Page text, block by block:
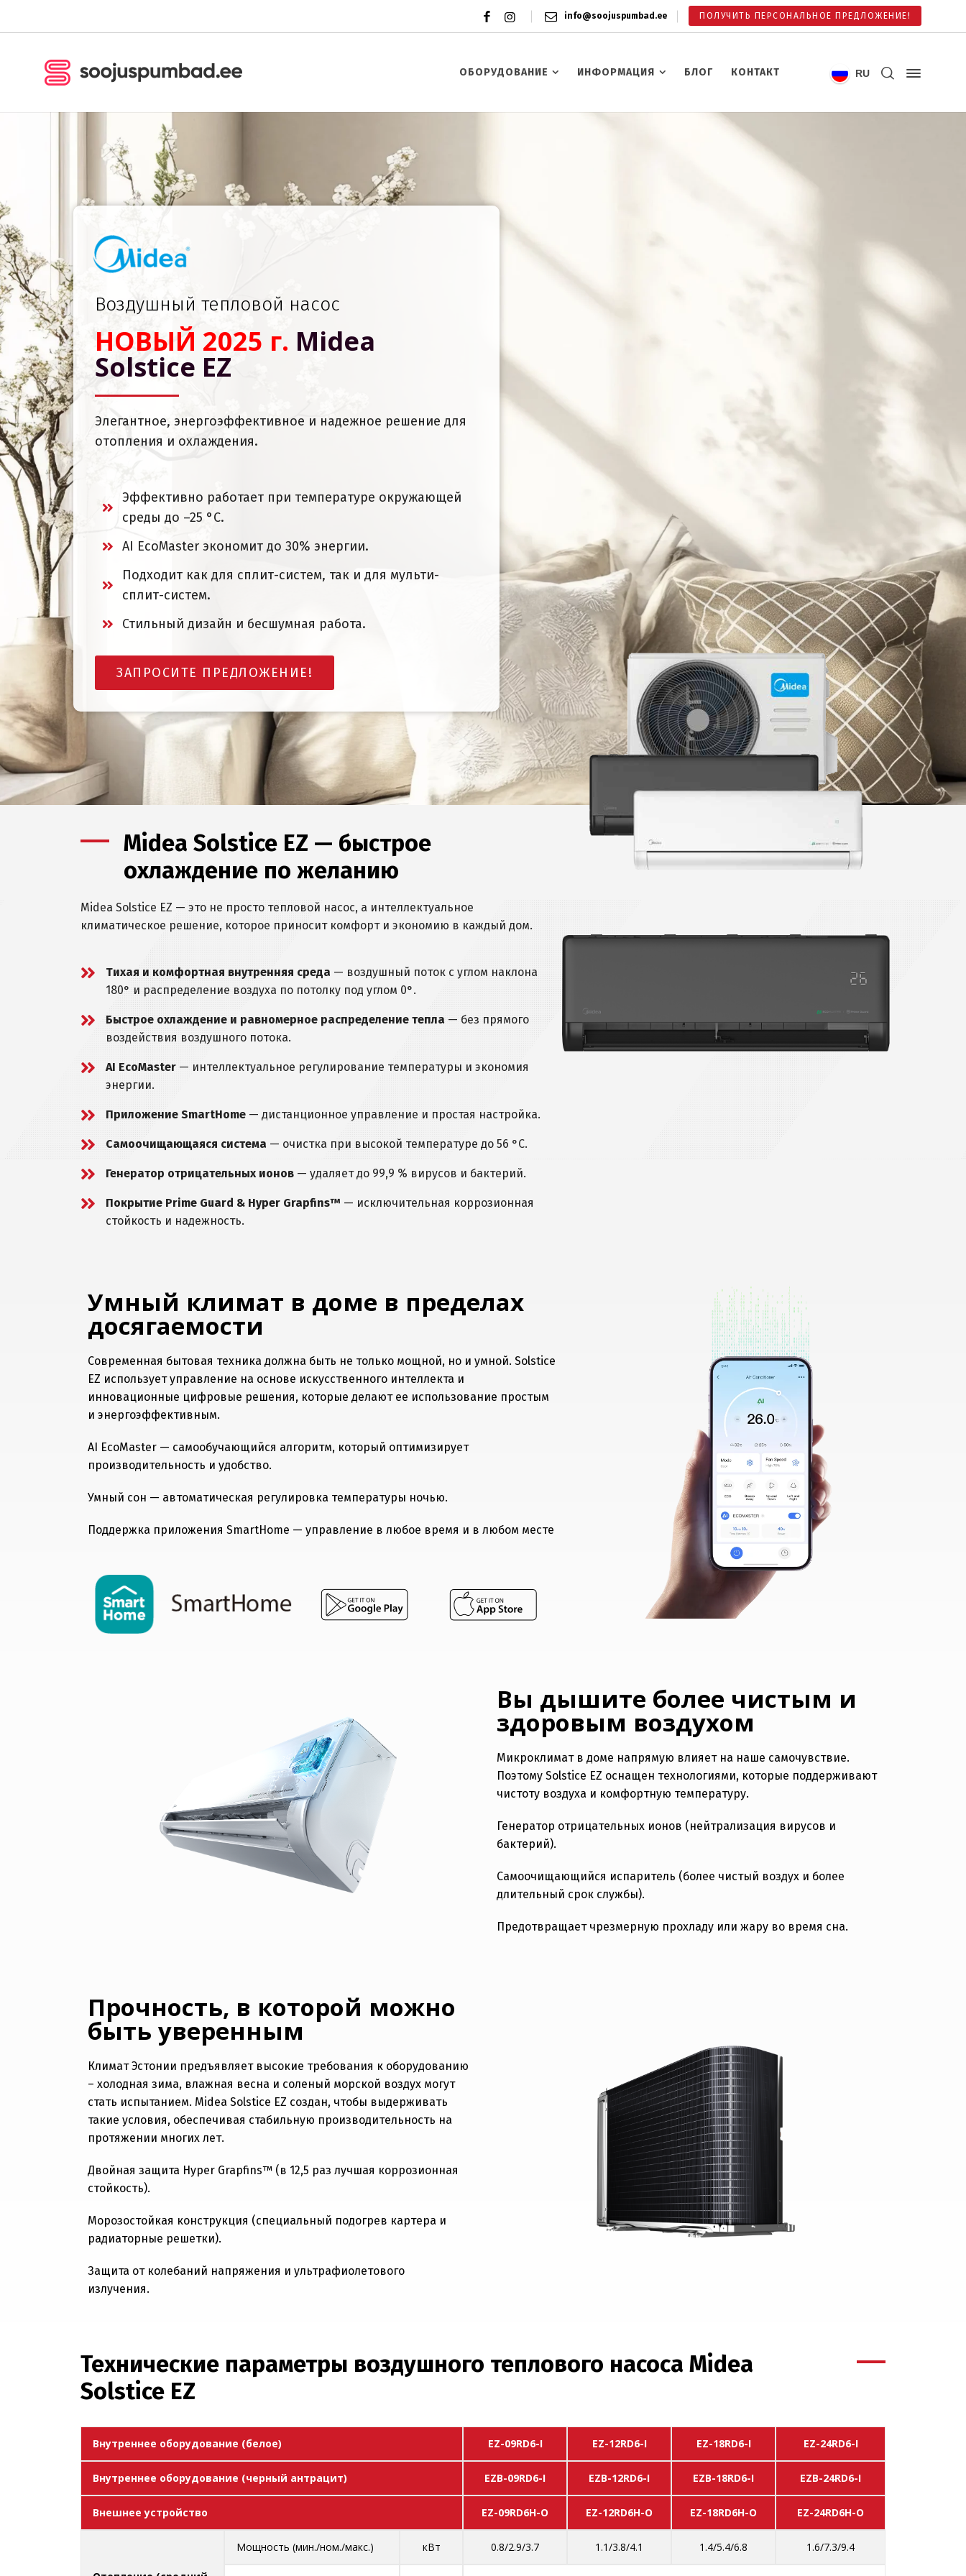
info@soojuspumbad.ee ПОЛУЧИТЬ ПЕРСОНАЛЬНОЕ ПРЕДЛОЖЕНИЕ!
ОБОРУДОВАНИЕ ИНФОРМАЦИЯ БЛОГ КОНТАКТ RU
Воздушный тепловой насос
НОВЫЙ 2025 г. Midea
Solstice EZ
Элегантное, энергоэффективное и надежное решение для
отопления и охлаждения.
Эффективно работает при температуре окружающей
среды до –25 °C.
AI EcoMaster экономит до 30% энергии.
Подходит как для сплит-систем, так и для мульти-
сплит-систем.
Стильный дизайн и бесшумная работа.
ЗАПРОСИТЕ ПРЕДЛОЖЕНИЕ!
Midea Solstice EZ — быстрое
охлаждение по желанию
Midea Solstice EZ — это не просто тепловой насос, а интеллектуальное
климатическое решение, которое приносит комфорт и экономию в каждый дом.
Тихая и комфортная внутренняя среда — воздушный поток с углом наклона
180° и распределение воздуха по потолку под углом 0°.
Быстрое охлаждение и равномерное распределение тепла — без прямого
воздействия воздушного потока.
AI EcoMaster — интеллектуальное регулирование температуры и экономия
энергии.
Приложение SmartHome — дистанционное управление и простая настройка.
Самоочищающаяся система — очистка при высокой температуре до 56 °C.
Генератор отрицательных ионов — удаляет до 99,9 % вирусов и бактерий.
Покрытие Prime Guard & Hyper Grapfins™ — исключительная коррозионная
стойкость и надежность.
Умный климат в доме в пределах
досягаемости
Современная бытовая техника должна быть не только мощной, но и умной. Solstice
EZ использует управление на основе искусственного интеллекта и
инновационные цифровые решения, которые делают ее использование простым
и энергоэффективным.
AI EcoMaster — самообучающийся алгоритм, который оптимизирует
производительность и удобство.
Умный сон — автоматическая регулировка температуры ночью.
Поддержка приложения SmartHome — управление в любое время и в любом месте
Вы дышите более чистым и
здоровым воздухом
Микроклимат в доме напрямую влияет на наше самочувствие.
Поэтому Solstice EZ оснащен технологиями, которые поддерживают
чистоту воздуха и комфортную температуру.
Генератор отрицательных ионов (нейтрализация вирусов и
бактерий).
Самоочищающийся испаритель (более чистый воздух и более
длительный срок службы).
Предотвращает чрезмерную прохладу или жару во время сна.
Прочность, в которой можно
быть уверенным
Климат Эстонии предъявляет высокие требования к оборудованию
– холодная зима, влажная весна и соленый морской воздух могут
стать испытанием. Midea Solstice EZ создан, чтобы выдерживать
такие условия, обеспечивая стабильную производительность на
протяжении многих лет.
Двойная защита Hyper Grapfins™ (в 12,5 раз лучшая коррозионная
стойкость).
Морозостойкая конструкция (специальный подогрев картера и
радиаторные решетки).
Защита от колебаний напряжения и ультрафиолетового
излучения.
Технические параметры воздушного теплового насоса Midea
Solstice EZ
Внутреннее оборудование (белое) EZ-09RD6-I EZ-12RD6-I EZ-18RD6-I EZ-24RD6-I
Внутреннее оборудование (черный антрацит) EZB-09RD6-I EZB-12RD6-I EZB-18RD6-I EZB-24RD6-I
Внешнее устройство EZ-09RD6H-O EZ-12RD6H-O EZ-18RD6H-O EZ-24RD6H-O
Мощность (мин./ном./макс.) кВт 0.8/2.9/3.7 1.1/3.8/4.1 1.4/5.4/6.8 1.6/7.3/9.4
Перейти на другой язык